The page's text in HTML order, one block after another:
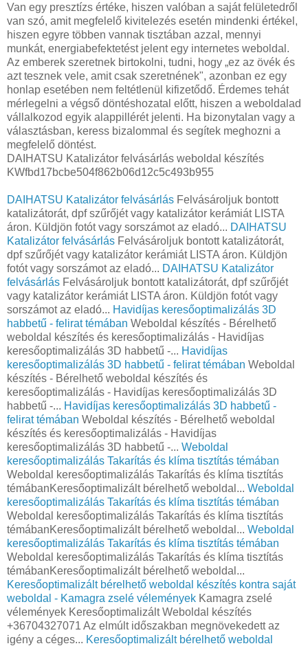
Van egy presztízs értéke, hiszen valóban a saját felületedről
van szó, amit megfelelő kivitelezés esetén mindenki értékel,
hiszen egyre többen vannak tisztában azzal, mennyi
munkát, energiabefektetést jelent egy internetes weboldal.
Az emberek szeretnek birtokolni, tudni, hogy „ez az övék és
azt tesznek vele, amit csak szeretnének", azonban ez egy
honlap esetében nem feltétlenül kifizetődő. Érdemes tehát
mérlegelni a végső döntéshozatal előtt, hiszen a weboldalad
vállalkozod egyik alappillérét jelenti. Ha bizonytalan vagy a
választásban, keress bizalommal és segítek meghozni a
megfelelő döntést.
DAIHATSU Katalizátor felvásárlás weboldal készítés
KWfbd17bcbe504f862b06d12c5c493b955
DAIHATSU Katalizátor felvásárlás Felvásároljuk bontott
katalizátorát, dpf szűrőjét vagy katalizátor kerámiát LISTA
áron. Küldjön fotót vagy sorszámot az eladó... DAIHATSU
Katalizátor felvásárlás Felvásároljuk bontott katalizátorát,
dpf szűrőjét vagy katalizátor kerámiát LISTA áron. Küldjön
fotót vagy sorszámot az eladó... DAIHATSU Katalizátor
felvásárlás Felvásároljuk bontott katalizátorát, dpf szűrőjét
vagy katalizátor kerámiát LISTA áron. Küldjön fotót vagy
sorszámot az eladó... Havidíjas keresőoptimalizálás 3D
habbetű - felirat témában Weboldal készítés - Bérelhető
weboldal készítés és keresőoptimalizálás - Havidíjas
keresőoptimalizálás 3D habbetű -... Havidíjas
keresőoptimalizálás 3D habbetű - felirat témában Weboldal
készítés - Bérelhető weboldal készítés és
keresőoptimalizálás - Havidíjas keresőoptimalizálás 3D
habbetű -... Havidíjas keresőoptimalizálás 3D habbetű -
felirat témában Weboldal készítés - Bérelhető weboldal
készítés és keresőoptimalizálás - Havidíjas
keresőoptimalizálás 3D habbetű -... Weboldal
keresőoptimalizálás Takarítás és klíma tisztítás témában
Weboldal keresőoptimalizálás Takarítás és klíma tisztítás
témábanKeresőoptimalizált bérelhető weboldal... Weboldal
keresőoptimalizálás Takarítás és klíma tisztítás témában
Weboldal keresőoptimalizálás Takarítás és klíma tisztítás
témábanKeresőoptimalizált bérelhető weboldal... Weboldal
keresőoptimalizálás Takarítás és klíma tisztítás témában
Weboldal keresőoptimalizálás Takarítás és klíma tisztítás
témábanKeresőoptimalizált bérelhető weboldal...
Keresőoptimalizált bérelhető weboldal készítés kontra saját
weboldal - Kamagra zselé vélemények Kamagra zselé
vélemények Keresőoptimalizált Weboldal készítés
+36704327071 Az elmúlt időszakban megnövekedett az
igény a céges... Keresőoptimalizált bérelhető weboldal